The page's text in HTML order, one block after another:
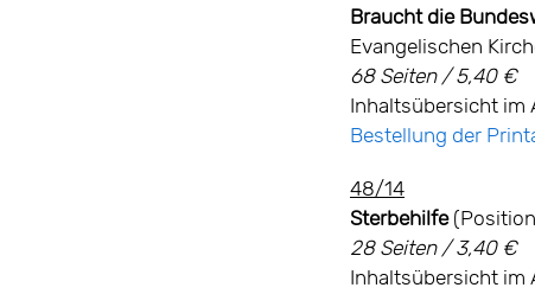
Braucht die
Evangelischen
68 Seiten / 5,40 €
Inhaltsübersicht im
Bestellung der
48/14
Sterbehilfe
28 Seiten / 3,40 €
Inhaltsübersicht im